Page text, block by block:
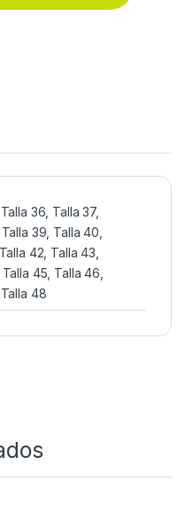
36, Talla 37,
39, Talla 40,
42, Talla 43,
45, Talla 46,
48